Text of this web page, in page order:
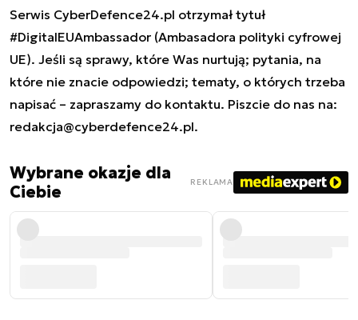
Serwis CyberDefence24.pl otrzymał tytuł
#DigitalEUAmbassador (Ambasadora polityki cyfrowej
UE). Jeśli są sprawy, które Was nurtują; pytania, na
które nie znacie odpowiedzi; tematy, o których trzeba
napisać – zapraszamy do kontaktu. Piszcie do nas na:
redakcja@cyberdefence24.pl.
Wybrane okazje dla
Ciebie
REKLAMA